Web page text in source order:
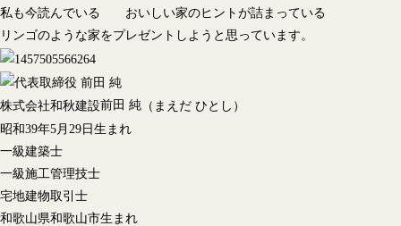
私も今読んでいる おいしい家のヒントが詰まっている
リンゴのような家をプレゼントしようと思っています。
株式会社和秋建設前田 純 （まえだ ひとし）
昭和39年5月29日生まれ
一級建築士
一級施工管理技士
宅地建物取引士
和歌山県和歌山市生まれ